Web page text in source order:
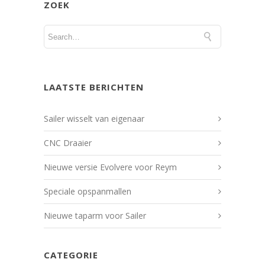
ZOEK
LAATSTE BERICHTEN
Sailer wisselt van eigenaar
CNC Draaier
Nieuwe versie Evolvere voor Reym
Speciale opspanmallen
Nieuwe taparm voor Sailer
CATEGORIE